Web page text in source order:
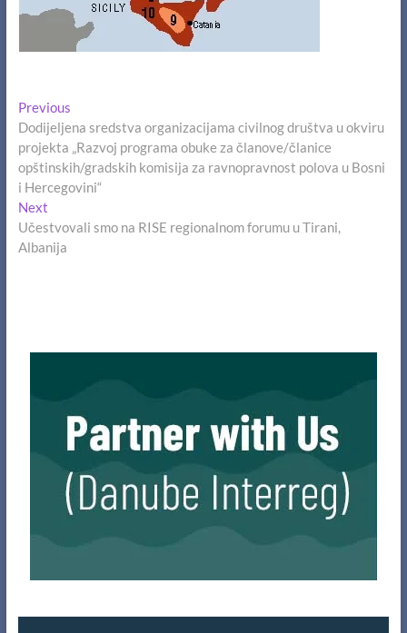
Navigacija
članaka
PreviousPrevious
post:
Dodijeljena sredstva organizacijama civilnog društva u okviru
projekta „Razvoj programa obuke za članove/članice
opštinskih/gradskih komisija za ravnopravnost polova u Bosni
i Hercegovini“
NextNext
post:
Učestvovali smo na RISE regionalnom forumu u Tirani,
Albanija